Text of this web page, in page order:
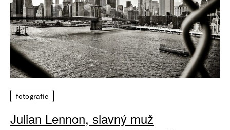
fotografie
Julian Lennon, slavný muž